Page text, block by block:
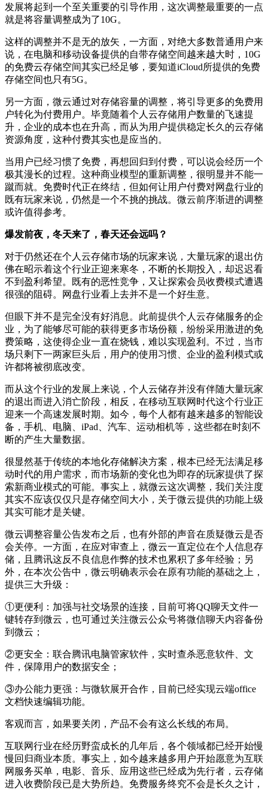
发展将起到一个至关重要的引导作用，这次调整最重要的一点
就是将容量调整成为了10G。
这样的调整并不是无的放矢，一方面，对绝大多数普通用户来
说，在电脑和移动设备提供的自带存储空间越来越大时，10G
的免费云存储空间其实已经足够，要知道iCloud所提供的免费
存储空间也只有5G。
另一方面，微云通过对存储容量的调整，将引导更多的免费用
户转化为付费用户。毕竟随着个人云存储用户数量的飞速提
升，企业的成本也在升高，而从为用户提供稳定长久的云存储
资源角度，这种付费其实也是应当的。
当用户已经习惯了免费，再想回归到付费，可以说会经历一个
极其漫长的过程。这种商业模型的重新调整，很明显并不能一
蹴而就。免费时代正在终结，但如何让用户付费对网盘行业的
既有玩家来说，仍然是一个不挑的挑战。微云前序渐进的调整
或许值得参考。
爆发前夜，冬天来了，春天还会远吗？
对于仍然还在个人云存储市场的玩家来说，大量玩家的退出仿
佛在昭示着这个行业正迎来寒冬，不断的长期投入，却迟迟看
不到盈利希望。既有的恶性竞争，又让探索会员收费模式遭遇
很强的阻碍。网盘行业看上去并不是一个好生意。
但眼下并不是完全没有好消息。此前提供个人云存储服务的企
业，为了能够尽可能的获得更多市场份额，纷纷采用激进的免
费策略，这使得企业一直在烧钱，难以实现盈利。不过，当市
场只剩下一两家巨头后，用户的使用习惯、企业的盈利模式或
许都将被彻底改变。
而从这个行业的发展上来说，个人云储存并没有伴随大量玩家
的退出而进入消亡阶段，相反，在移动互联网时代这个行业正
迎来一个高速发展时期。如今，每个人都有越来越多的智能设
备，手机、电脑、iPad、汽车、运动相机等，这些都在时刻不
断的产生大量数据。
很显然基于传统的本地化存储解决方案，根本已经无法满足移
动时代的用户需求，而市场新的变化也为即存的玩家提供了探
索新商业模式的可能。事实上，就微云这次调整，我们关注度
其实不应该仅仅只是存储空间大小，关于微云提供的功能上级
其实可能才是关键。
微云调整容量公告发布之后，也有外部的声音在质疑微云是否
会关停。一方面，在应对审查上，微云一直定位在个人信息存
储，且腾讯这反不良信息作弊的技术也累积了多年经验；另
外，在本次公告中，微云明确表示会在原有功能的基础之上，
提供三大升级：
①更便利：加强与社交场景的连接，目前可将QQ聊天文件一
键转存到微云，也可通过关注微云公众号将微信聊天内容备份
到微云；
②更安全：联合腾讯电脑管家软件，实时查杀恶意软件、文
件，保障用户的数据安全；
③办公能力更强：与微软展开合作，目前已经实现云端office
文档快速编辑功能。
客观而言，如果要关闭，产品不会有这么长线的布局。
互联网行业在经历野蛮成长的几年后，各个领域都已经开始慢
慢回归商业本质。事实上，如今越来越多用户开始愿意为互联
网服务买单，电影、音乐、应用这些已经成为先行者，云存储
进入收费阶段已是大势所趋。免费服务终究不会是长久之计，